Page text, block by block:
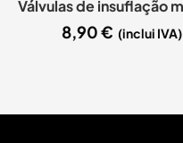
8,90€ (inclui IVA)